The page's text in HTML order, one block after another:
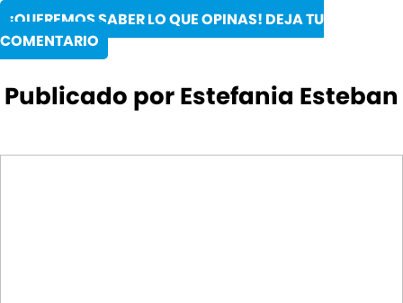
¡QUEREMOS SABER LO QUE OPINAS! DEJA TU
COMENTARIO
Publicado por Estefania Esteban